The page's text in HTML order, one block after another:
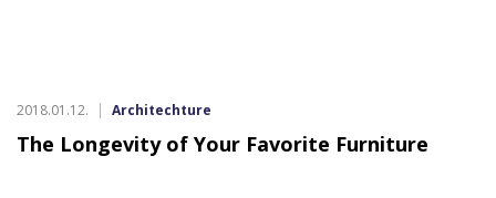
2018.01.12. Architechture
The Longevity of Your Favorite Furniture